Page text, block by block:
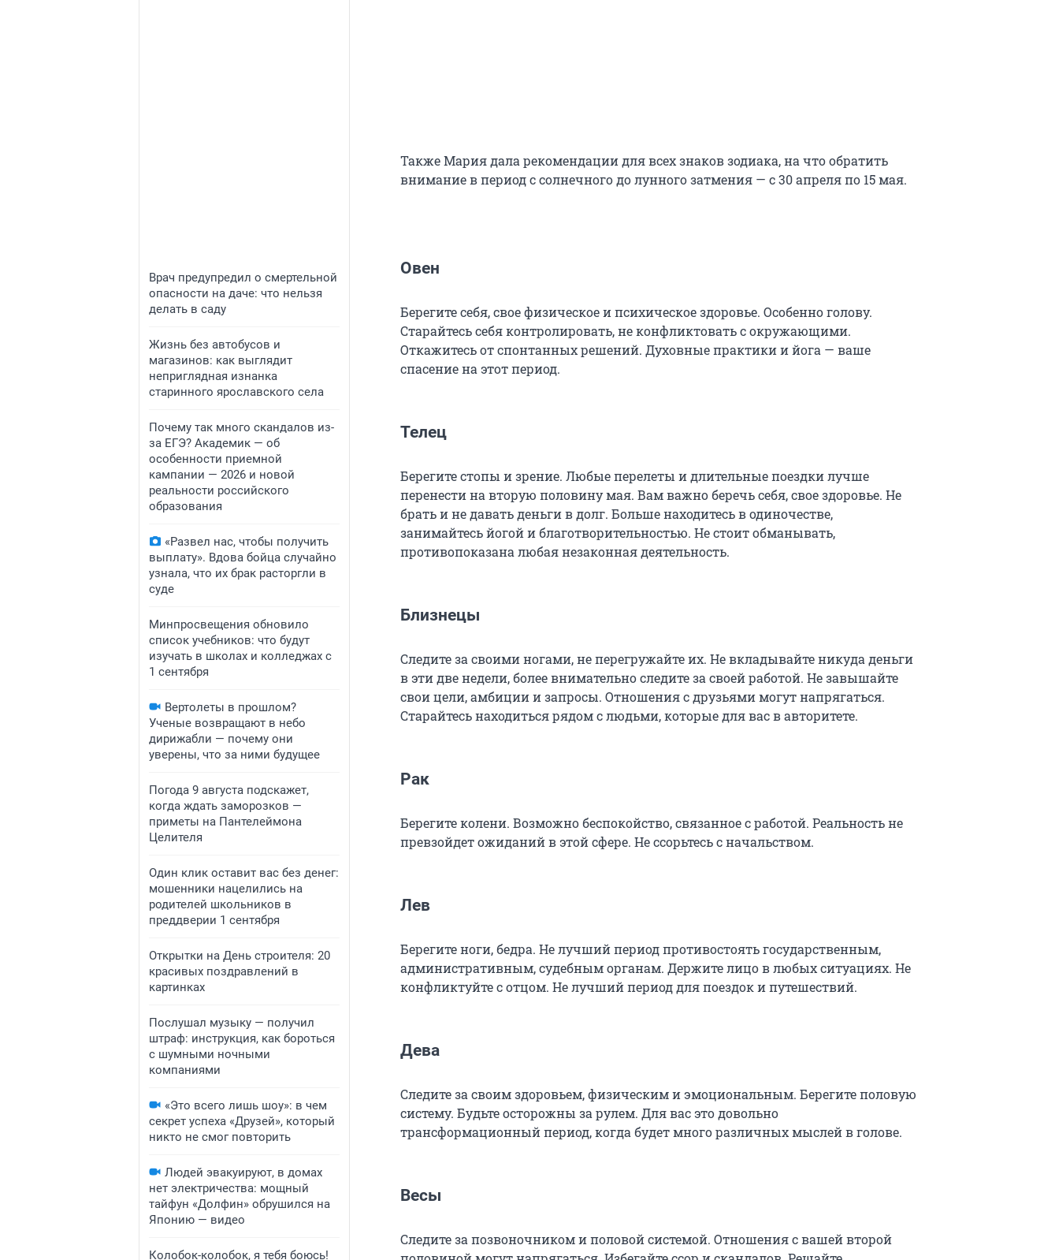
Врач предупредил о смертельной
опасности на даче: что нельзя
делать в саду
Жизнь без автобусов и
магазинов: как выглядит
неприглядная изнанка
старинного ярославского села
Почему так много скандалов из-
за ЕГЭ? Академик — об
особенности приемной
кампании — 2026 и новой
реальности российского
образования
«Развел нас, чтобы получить
выплату». Вдова бойца случайно
узнала, что их брак расторгли в
суде
Минпросвещения обновило
список учебников: что будут
изучать в школах и колледжах с
1 сентября
Вертолеты в прошлом?
Ученые возвращают в небо
дирижабли — почему они
уверены, что за ними будущее
Погода 9 августа подскажет,
когда ждать заморозков —
приметы на Пантелеймона
Целителя
Один клик оставит вас без денег:
мошенники нацелились на
родителей школьников в
преддверии 1 сентября
Открытки на День строителя: 20
красивых поздравлений в
картинках
Послушал музыку — получил
штраф: инструкция, как бороться
с шумными ночными
компаниями
«Это всего лишь шоу»: в чем
секрет успеха «Друзей», который
никто не смог повторить
Людей эвакуируют, в домах
нет электричества: мощный
тайфун «Долфин» обрушился на
Японию — видео
Колобок-колобок, я тебя боюсь!
Также Мария дала рекомендации для всех знаков зодиака, на что обратить
внимание в период с солнечного до лунного затмения — с 30 апреля по 15 мая.
Овен
Берегите себя, свое физическое и психическое здоровье. Особенно голову.
Старайтесь себя контролировать, не конфликтовать с окружающими.
Откажитесь от спонтанных решений. Духовные практики и йога — ваше
спасение на этот период.
Телец
Берегите стопы и зрение. Любые перелеты и длительные поездки лучше
перенести на вторую половину мая. Вам важно беречь себя, свое здоровье. Не
брать и не давать деньги в долг. Больше находитесь в одиночестве,
занимайтесь йогой и благотворительностью. Не стоит обманывать,
противопоказана любая незаконная деятельность.
Близнецы
Следите за своими ногами, не перегружайте их. Не вкладывайте никуда деньги
в эти две недели, более внимательно следите за своей работой. Не завышайте
свои цели, амбиции и запросы. Отношения с друзьями могут напрягаться.
Старайтесь находиться рядом с людьми, которые для вас в авторитете.
Рак
Берегите колени. Возможно беспокойство, связанное с работой. Реальность не
превзойдет ожиданий в этой сфере. Не ссорьтесь с начальством.
Лев
Берегите ноги, бедра. Не лучший период противостоять государственным,
административным, судебным органам. Держите лицо в любых ситуациях. Не
конфликтуйте с отцом. Не лучший период для поездок и путешествий.
Дева
Следите за своим здоровьем, физическим и эмоциональным. Берегите половую
систему. Будьте осторожны за рулем. Для вас это довольно
трансформационный период, когда будет много различных мыслей в голове.
Весы
Следите за позвоночником и половой системой. Отношения с вашей второй